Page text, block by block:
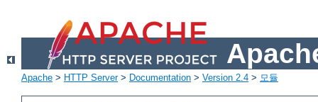
Apache > HTTP Server> Documentation > Version 2.4 > 모듈